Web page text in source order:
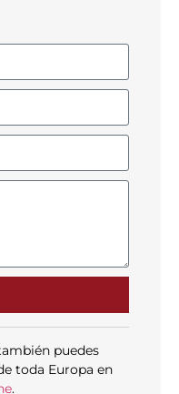
puedes
toda Europa en
.